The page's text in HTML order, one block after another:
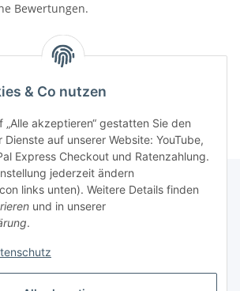
Bewertungen.
& Co nutzen
„Alle akzeptieren“ gestatten Sie den
auf unserer Website: YouTube,
Express Checkout und Ratenzahlung.
jederzeit ändern
links unten). Weitere Details finden
und in unserer
.